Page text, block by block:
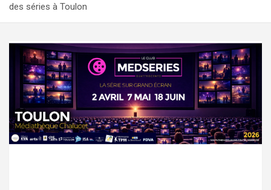
des séries à Toulon